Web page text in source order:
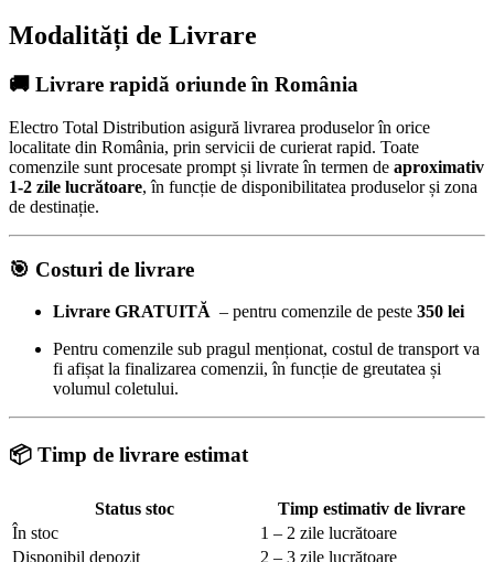
Modalități de Livrare
🚚 Livrare rapidă oriunde în România
Electro Total Distribution asigură livrarea produselor în orice
localitate din România, prin servicii de curierat rapid. Toate
comenzile sunt procesate prompt și livrate în termen de aproximativ
1-2 zile lucrătoare, în funcție de disponibilitatea produselor și zona
de destinație.
🎯 Costuri de livrare
Livrare GRATUITĂ – pentru comenzile de peste 350 lei
Pentru comenzile sub pragul menționat, costul de transport va
fi afișat la finalizarea comenzii, în funcție de greutatea și
volumul coletului.
📦 Timp de livrare estimat
Status stoc
Timp estimativ de livrare
În stoc
1 – 2 zile lucrătoare
Disponibil depozit
2 – 3 zile lucrătoare